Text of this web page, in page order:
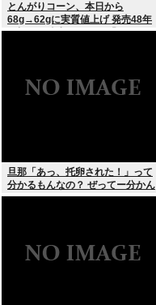
とんがりコーン、本日から
68g→62gに実質値上げ 発売48年
で初の箱縮小 メーカー「CO2も
旦那「あっ、托卵された！」って
分かるもんなの？ ぜってー分かん
ないだろ。